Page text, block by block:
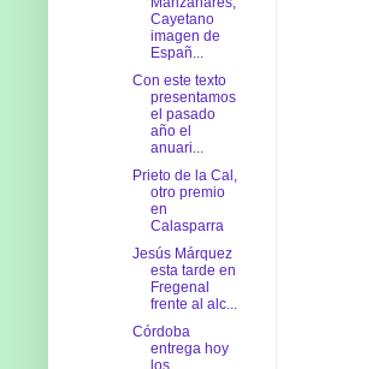
Cayetano
imagen de
Españ...
Con este texto
presentamos
el pasado
año el
anuari...
Prieto de la Cal,
otro premio
en
Calasparra
Jesús Márquez
esta tarde en
Fregenal
frente al alc...
Córdoba
entrega hoy
los